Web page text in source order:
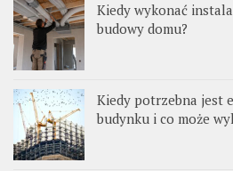
Kiedy wykonać
budowy domu?
Kiedy potrzebna jest
budynku i co może